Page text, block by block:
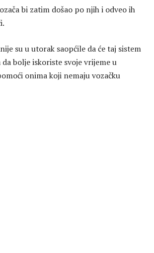
bi zatim došao po njih i odveo ih
su u utorak saopćile da će taj sistem
bolje iskoriste svoje vrijeme u
onima koji nemaju vozačku